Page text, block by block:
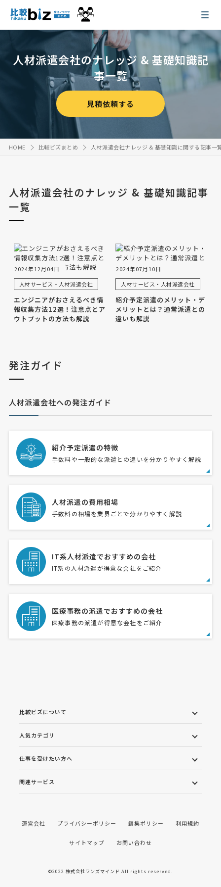
人材派遣会社のナレッジ & 基礎知識記
事一覧
見積依頼する
HOME 比較ビズまとめ 人材派遣会社ナレッジ & 基礎知識に関する記事一
人材派遣会社のナレッジ & 基礎知識記事
一覧
2024年12月04日
人材サービス・人材派遣会社
エンジニアがおさえるべき情
報収集方法12選！注意点とア
ウトプットの方法も解説
2024年07月10日
人材サービス・人材派遣会社
紹介予定派遣のメリット・デ
メリットとは？通常派遣との
違いも解説
発注ガイド
人材派遣会社への発注ガイド
紹介予定派遣の特徴
手数料や一般的な派遣との違いを分かりやすく解説
人材派遣の費用相場
手数料の相場を業界ごとで分かりやすく解説
IT系人材派遣でおすすめの会社
IT系の人材派遣が得意な会社をご紹介
医療事務の派遣でおすすめの会社
医療事務の派遣が得意な会社をご紹介
比較ビズについて
人気カテゴリ
仕事を受けたい方へ
関連サービス
運営会社 プライバシーポリシー 編集ポリシー 利用規約
サイトマップ お問い合わせ
©2022 株式会社ワンズマインド All rights reserved.